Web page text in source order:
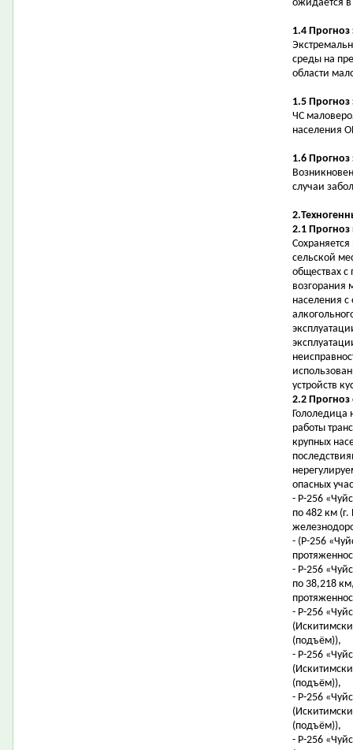
ожидается
1.4 Прогноз
среды на
области
1.5
ЧС
населения
1.6 Прогноз
случаи
2.1
сельской
обществах
возгорания
населения с
устройств
2.2 Прогноз
Гололедица
работы
крупных
опасных
- Р-256
по 482 км
- (Р-256
- Р-256
по 38,218
- Р-256
(подъём)),
- Р-256
(подъём)),
- Р-256
(подъём)),
- Р-256